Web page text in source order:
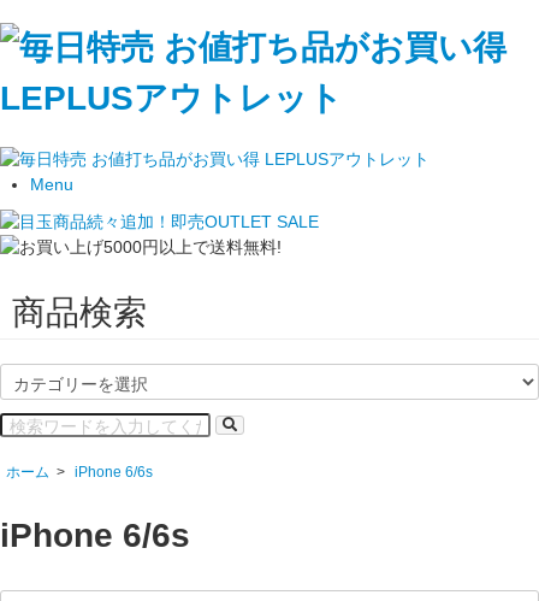
Menu
商品検索
ホーム > iPhone 6/6s
iPhone 6/6s